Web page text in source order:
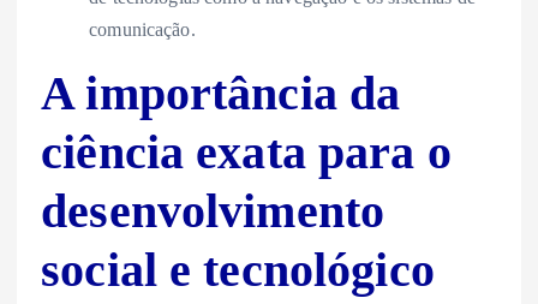
comunicação.
A importância da
ciência exata para o
desenvolvimento
social e tecnológico